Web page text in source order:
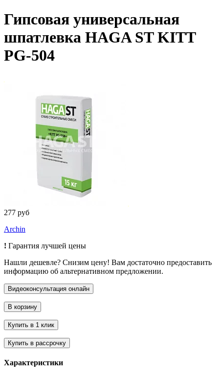
Гипсовая универсальная
шпатлевка HAGA ST KITT
PG-504
277 руб
Archin
! Гарантия лучшей цены
Нашли дешевле? Снизим цену! Вам достаточно предоставить
информацию об альтернативном предложении.
Характеристики